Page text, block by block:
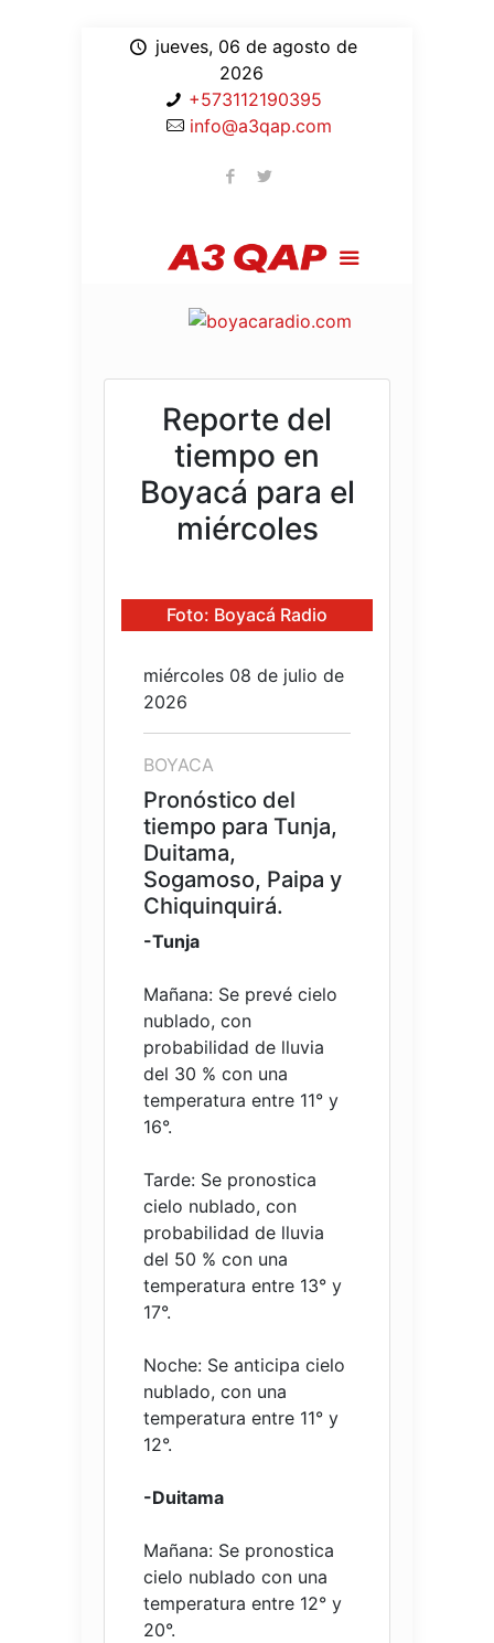
jueves, 06 de agosto de
2026
+573112190395
info@a3qap.com
Reporte del
tiempo en
Boyacá para el
miércoles
Foto: Boyacá Radio
miércoles 08 de julio de
2026
BOYACA
Pronóstico del
tiempo para Tunja,
Duitama,
Sogamoso, Paipa y
Chiquinquirá.
-Tunja
Mañana: Se prevé cielo
nublado, con
probabilidad de lluvia
del 30 % con una
temperatura entre 11° y
16°.
Tarde: Se pronostica
cielo nublado, con
probabilidad de lluvia
del 50 % con una
temperatura entre 13° y
17°.
Noche: Se anticipa cielo
nublado, con una
temperatura entre 11° y
12°.
-Duitama
Mañana: Se pronostica
cielo nublado con una
temperatura entre 12° y
20°.